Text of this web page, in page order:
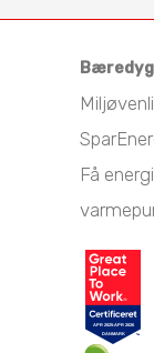
Få